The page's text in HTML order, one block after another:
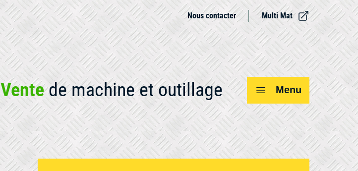
Nous contacter Multi Mat
Ventede machine et outillage Menu
Voir tout